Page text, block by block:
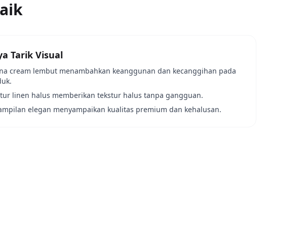
Tarik Visual
cream lembut menambahkan keanggunan dan kecanggihan pada
linen halus memberikan tekstur halus tanpa gangguan.
elegan menyampaikan kualitas premium dan kehalusan.